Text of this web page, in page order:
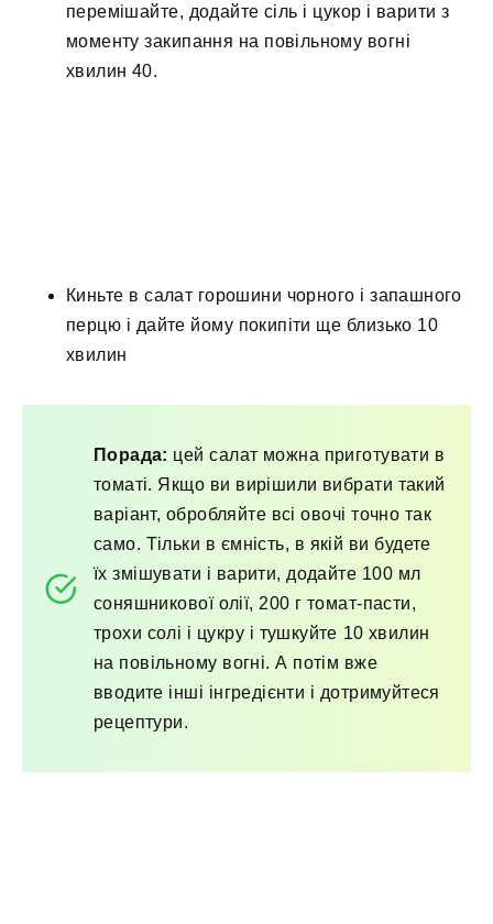
перемішайте, додайте сіль і цукор і варити з
моменту закипання на повільному вогні
хвилин 40.
Киньте в салат горошини чорного і запашного
перцю і дайте йому покипіти ще близько 10
хвилин
Порада: цей салат можна приготувати в
томаті. Якщо ви вирішили вибрати такий
варіант, обробляйте всі овочі точно так
само. Тільки в ємність, в якій ви будете
їх змішувати і варити, додайте 100 мл
соняшникової олії, 200 г томат-пасти,
трохи солі і цукру і тушкуйте 10 хвилин
на повільному вогні. А потім вже
вводите інші інгредієнти і дотримуйтеся
рецептури.